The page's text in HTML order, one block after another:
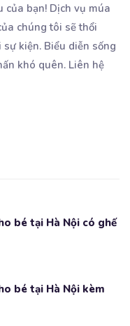
bạn! Dịch vụ múa
chúng tôi sẽ thổi
kiện. Biểu diễn sống
khó quên. Liên hệ
bé tại Hà Nội có ghế
bé tại Hà Nội kèm